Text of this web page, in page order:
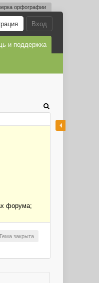
орфографии
Вход
и поддержка
форума;
закрыта